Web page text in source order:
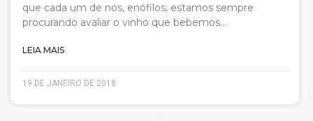
que cada um de nós, enófilos, estamos sempre
procurando avaliar o vinho que bebemos…
LEIA MAIS
19 DE JANEIRO DE 2018